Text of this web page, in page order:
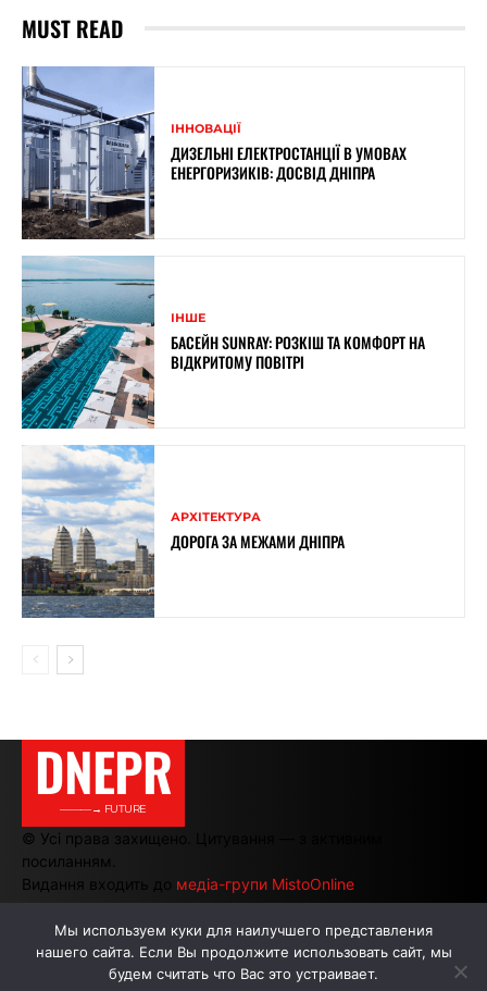
MUST READ
ІННОВАЦІЇ
ДИЗЕЛЬНІ ЕЛЕКТРОСТАНЦІЇ В УМОВАХ
ЕНЕРГОРИЗИКІВ: ДОСВІД ДНІПРА
ІНШЕ
БАСЕЙН SUNRAY: РОЗКІШ ТА КОМФОРТ НА
ВІДКРИТОМУ ПОВІТРІ
АРХІТЕКТУРА
ДОРОГА ЗА МЕЖАМИ ДНІПРА
DNEPR
———→ FUTURE
© Усі права захищено. Цитування — з активним
посиланням.
Видання входить до медіа-групи MistoOnline
АВТОРИ РЕКЛАМА НА САЙТІ
Мы используем куки для наилучшего представления
нашего сайта. Если Вы продолжите использовать сайт, мы
будем считать что Вас это устраивает.